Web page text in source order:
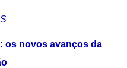
os novos avanços da